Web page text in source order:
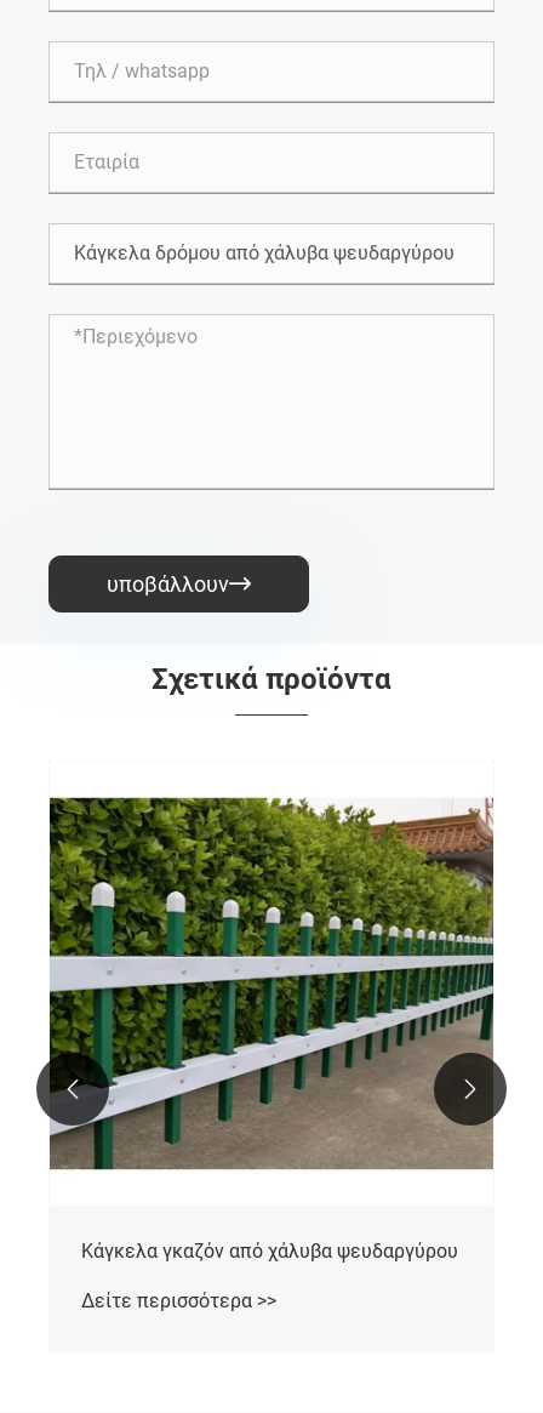
υποβάλλουν
Σχετικά προϊόντα
Κάγκελα γκαζόν από χάλυβα ψευδαργύρου
Δείτε περισσότερα >>
 